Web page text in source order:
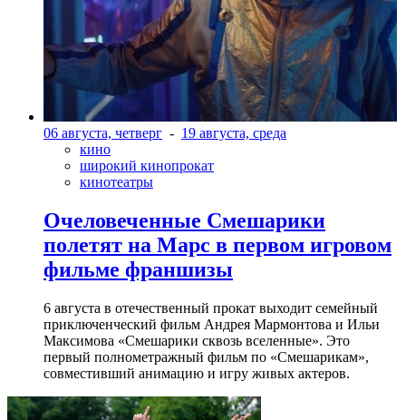
06 августа, четверг - 19 августа, среда
кино
широкий кинопрокат
кинотеатры
Очеловеченные Смешарики
полетят на Марс в первом игровом
фильме франшизы
6 августа в отечественный прокат выходит семейный
приключенческий фильм Андрея Мармонтова и Ильи
Максимова «Смешарики сквозь вселенные». Это
первый полнометражный фильм по «Смешарикам»,
совместивший анимацию и игру живых актеров.